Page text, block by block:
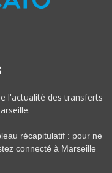
l'actualité des transferts
récapitulatif : pour ne
connecté à Marseille